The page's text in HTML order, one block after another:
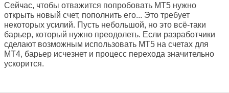
Сейчас, чтобы отважится попробовать МТ5 нужно
открыть новый счет, пополнить его... Это требует
некоторых усилий. Пусть небольшой, но это всё-таки
барьер, который нужно преодолеть. Если разработчики
сделают возможным использовать МТ5 на счетах для
МТ4, барьер исчезнет и процесс перехода значительно
ускорится.